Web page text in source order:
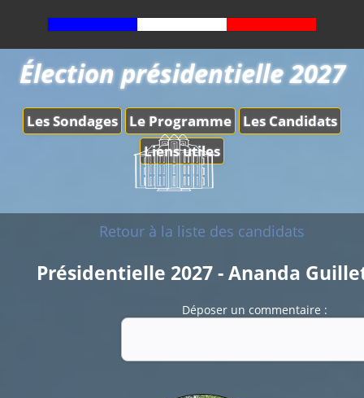
Les Sondages Le Programme
Les Candidats
Liens utiles
Élection présidentielle 2027
Retour à la liste des candidats
Présidentielle 2027 - Ananda
Déposer un commentaire :